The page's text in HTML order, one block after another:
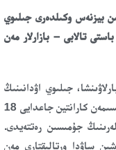
بيزنەس وكىلدەرى جىلىوي
تالابى – بازارلار مەن
جىلىوي اۋدانىنىڭ
باس سانيتارلىق دارىگەرى ت.ءحابيبۋلليننىڭ قاۋلىسىمەن كارانتين جاعدايى 18
جۇمىسىن رەتتەيدى.
ساۋدا ورتالىقتارى مەن